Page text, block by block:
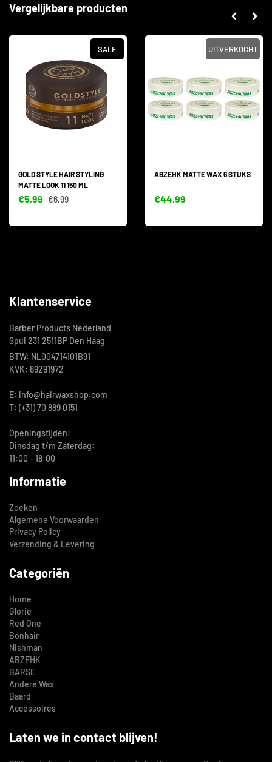
Vergelijkbare producten
SALE
GOLD STYLE HAIR STYLING
MATTE LOOK 11 150 ML
€5,99 €6,99
UITVERKOCHT
ABZEHK MATTE WAX 6 STUKS
€44,99
Klantenservice
Barber Products Nederland
Spui 231 2511BP Den Haag
BTW: NL004714101B91
KVK: 89291972
E: info@hairwaxshop.com
T: (+31) 70 889 0151
Openingstijden:
Dinsdag t/m Zaterdag:
11:00 - 18:00
Informatie
Zoeken
Algemene Voorwaarden
Privacy Policy
Verzending & Levering
Categoriën
Home
Glorie
Red One
Bonhair
Nishman
ABZEHK
BARSE
Andere Wax
Baard
Accessoires
Laten we in contact blijven!